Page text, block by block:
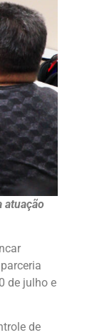
atuação
de julho e
de